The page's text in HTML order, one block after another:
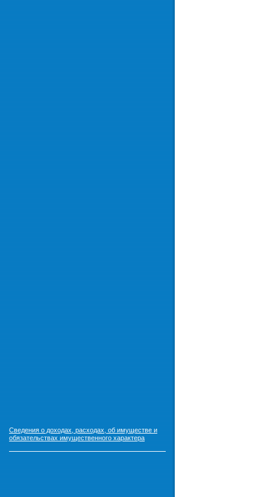
Сведения о доходах, расходах, об имуществе и
обязательствах имущественного характера